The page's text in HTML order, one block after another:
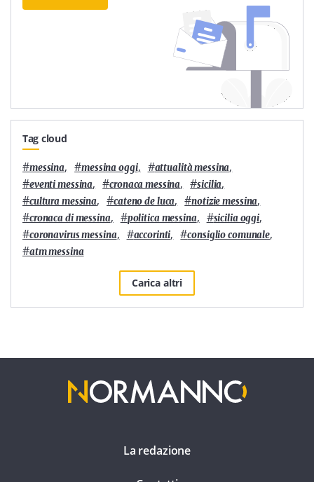
Tag cloud
#messina, #messina oggi, #attualità messina,
#eventi messina, #cronaca messina, #sicilia,
#cultura messina, #cateno de luca, #notizie messina,
#cronaca di messina, #politica messina, #sicilia oggi,
#coronavirus messina, #accorinti, #consiglio comunale,
#atm messina
Carica altri
La redazione